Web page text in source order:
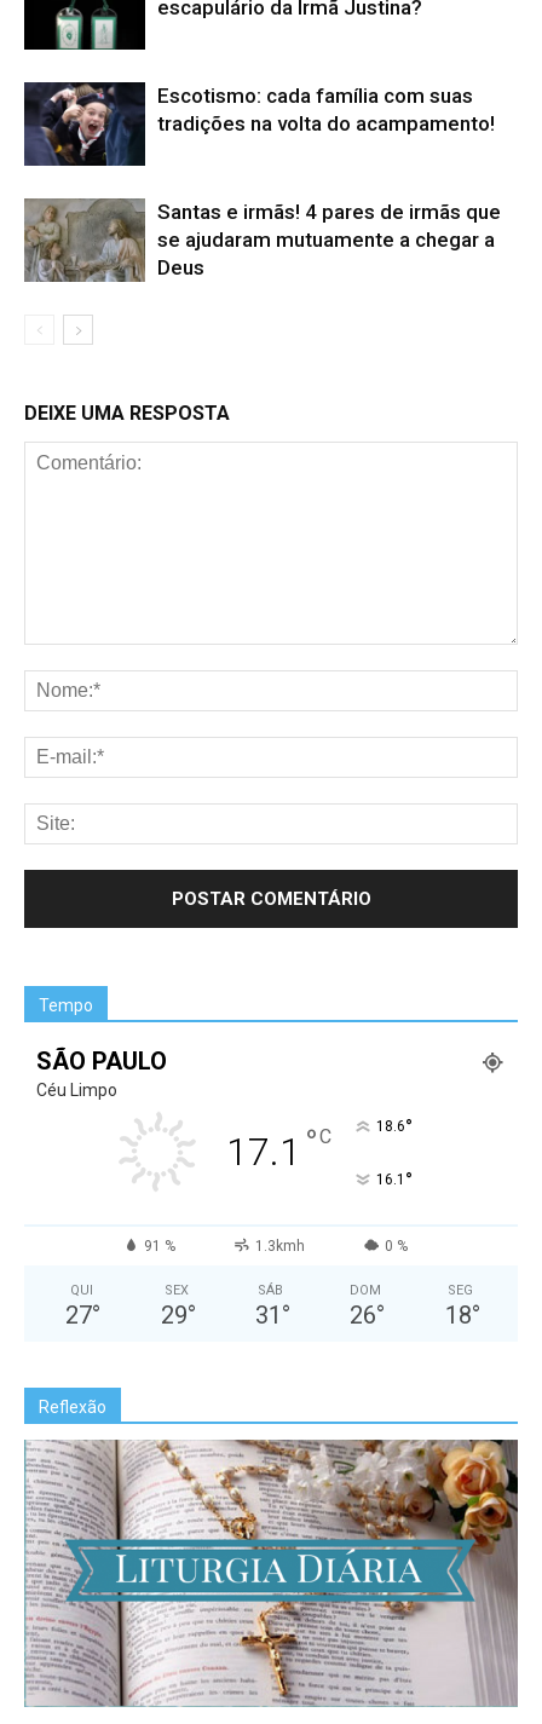
escapulário da Irmã Justina?
Escotismo: cada família com suas
tradições na volta do acampamento!
Santas e irmãs! 4 pares de irmãs que
se ajudaram mutuamente a chegar a
Deus
DEIXE UMA RESPOSTA
Tempo
SÃO PAULO
Céu Limpo
17.1 °C 18.6°
16.1 °
91 % 1.3kmh 0 %
QUI
27°
SEX
29°
SÁB
31 °
DOM
26°
SEG
18°
Reflexão